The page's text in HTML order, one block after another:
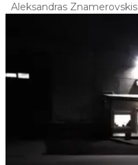
Aleksandras Znamerovskis